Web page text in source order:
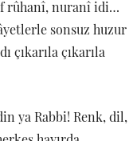
rûhanî, nuranî idi…
sonsuz huzur
çıkarıla çıkarıla
ya Rabbi! Renk, dil,